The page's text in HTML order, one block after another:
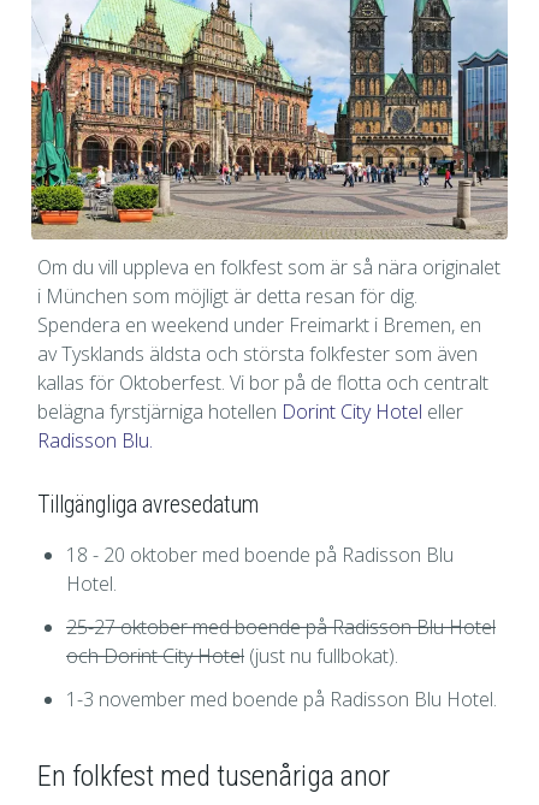
Om du vill uppleva en folkfest som är så nära originalet
i München som möjligt är detta resan för dig.
Spendera en weekend under Freimarkt i Bremen, en
av Tysklands äldsta och största folkfester som även
kallas för Oktoberfest. Vi bor på de flotta och centralt
belägna fyrstjärniga hotellen Dorint City Hotel eller
Radisson Blu.
Tillgängliga avresedatum
18 - 20 oktober med boende på Radisson Blu
Hotel.
25-27 oktober med boende på Radisson Blu Hotel
och Dorint City Hotel (just nu fullbokat).
1-3 november med boende på Radisson Blu Hotel.
En folkfest med tusenåriga anor